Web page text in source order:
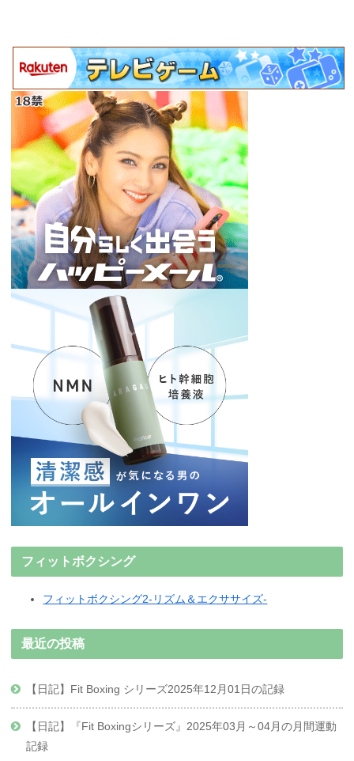
フィットボクシング
フィットボクシング2-リズム＆エクササイズ-
最近の投稿
【日記】Fit Boxing シリーズ2025年12月01日の記録
【日記】『Fit Boxingシリーズ』2025年03月～04月の月間運動
記録